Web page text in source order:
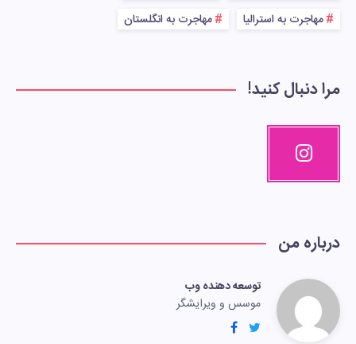
مهاجرت به استرالیا
مهاجرت به انگلستان
مرا دنبال کنید!
درباره من
توسعه دهنده وب
موسس و ویرایشگر